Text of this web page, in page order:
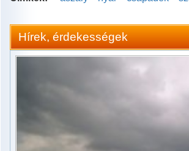
Hírek, érdekességek